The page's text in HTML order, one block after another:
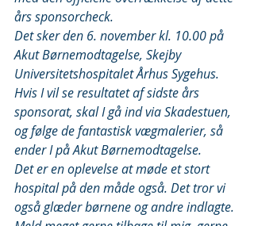
års sponsorcheck.
Det sker den 6. november kl. 10.00 på
Akut Børnemodtagelse, Skejby
Universitetshospitalet Århus Sygehus.
Hvis I vil se resultatet af sidste års
sponsorat, skal I gå ind via Skadestuen,
og følge de fantastisk vægmalerier, så
ender I på Akut Børnemodtagelse.
Det er en oplevelse at møde et stort
hospital på den måde også. Det tror vi
også glæder børnene og andre indlagte.